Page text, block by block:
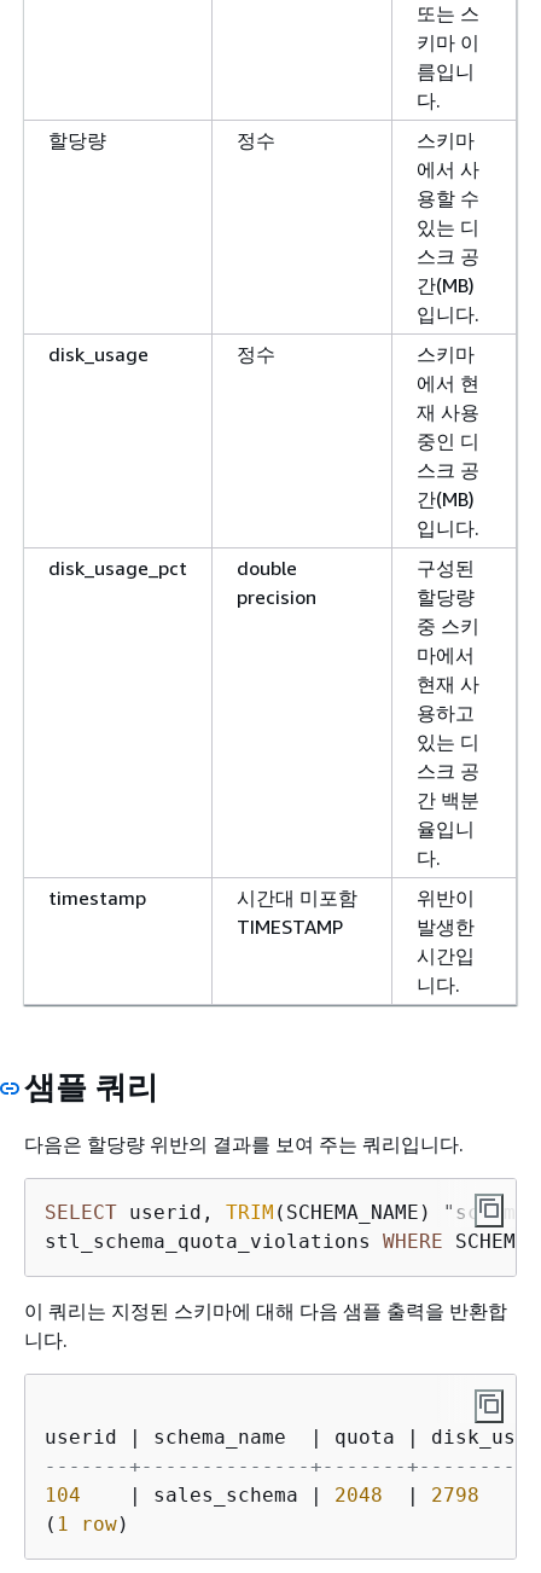
또는 스
키마 이
름입니
다.
할당량
정수
스키마
에서 사
용할 수
있는 디
스크 공
간(MB)
입니다.
disk_usage
정수
스키마
에서 현
재 사용
중인 디
스크 공
간(MB)
입니다.
disk_usage_pct
double
precision
구성된
할당량
중 스키
마에서
현재 사
용하고
있는 디
스크 공
간 백분
율입니
다.
timestamp
시간대 미포함
TIMESTAMP
위반이
발생한
시간입
니다.
샘플 쿼리
다음은 할당량 위반의 결과를 보여 주는 쿼리입니다.
SELECT userid, TRIM (SCHEMA_NAME)
stl_schema_quota_violations WHERE
이 쿼리는 지정된 스키마에 대해 다음 샘플 출력을 반환합
니다.
userid | schema_name | quota |
-------+--------------+-------
104
| sales_schema | 2048 |
2798
( 1 row